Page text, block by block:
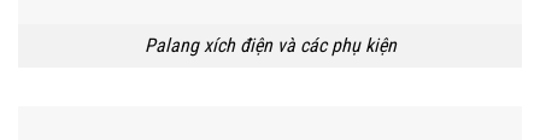
Palang xích điện và các phụ kiện